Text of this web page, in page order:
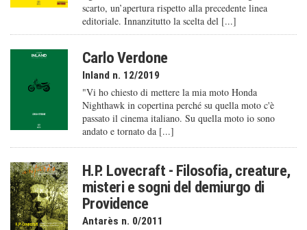
scarto, un’apertura rispetto alla precedente linea
editoriale. Innanzitutto la scelta del [...]
Carlo Verdone
Inland n. 12/2019
"Vi ho chiesto di mettere la mia moto Honda
Nighthawk in copertina perché su quella moto c'è
passato il cinema italiano. Su quella moto io sono
andato e tornato da [...]
H.P. Lovecraft - Filosofia, creature,
misteri e sogni del demiurgo di
Providence
Antarès n. 0/2011